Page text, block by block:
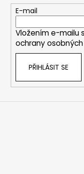
E-mail
Vložením e-mailu
ochrany
PŘIHLÁSIT SE